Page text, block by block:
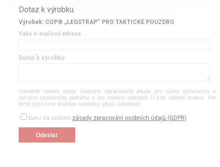
Dotaz k výrobku
Výrobek: COP® „LEGSTRAP“ PRO TAKTICKÉ POUZDRO
Vaše e-mailová adresa
Dotaz k výrobku
Uvedené osobní údaje budeme zpracovávat pouze pro účely zpracování a
vyřízení zasílaného podnětu, a pro zaslání odpovědi či jiné zpětné reakce. Pro
tento účel není souhlas subjektu údajů vyžadován.
Beru na vědomí zásady zpracování osobních údajů (GDPR)